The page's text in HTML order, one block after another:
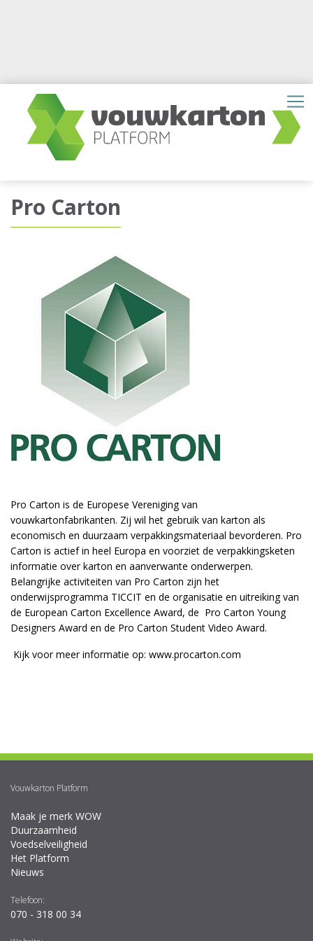
Pro Carton
Pro Carton is de Europese Vereniging van
vouwkartonfabrikanten. Zij wil het gebruik van karton als
economisch en duurzaam verpakkingsmateriaal bevorderen. Pro
Carton is actief in heel Europa en voorziet de verpakkingsketen
informatie over karton en aanverwante onderwerpen.
Belangrijke activiteiten van Pro Carton zijn het
onderwijsprogramma TICCIT en de organisatie en uitreiking van
de European Carton Excellence Award, de Pro Carton Young
Designers Award en de Pro Carton Student Video Award.
Kijk voor meer informatie op: www.procarton.com
Vouwkarton Platform
Maak je merk WOW
Duurzaamheid
Voedselveiligheid
Het Platform
Nieuws
Telefoon:
070 - 318 00 34